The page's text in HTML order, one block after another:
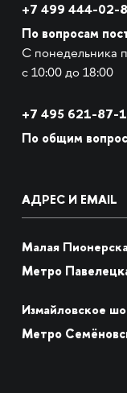
+7 499 444-02-
По вопросам
С понедельника
с 10:00 до 18:00
+7 495 621-87-
По общим
АДРЕС И EMAIL
Малая
Метро
Измайловское
Метро